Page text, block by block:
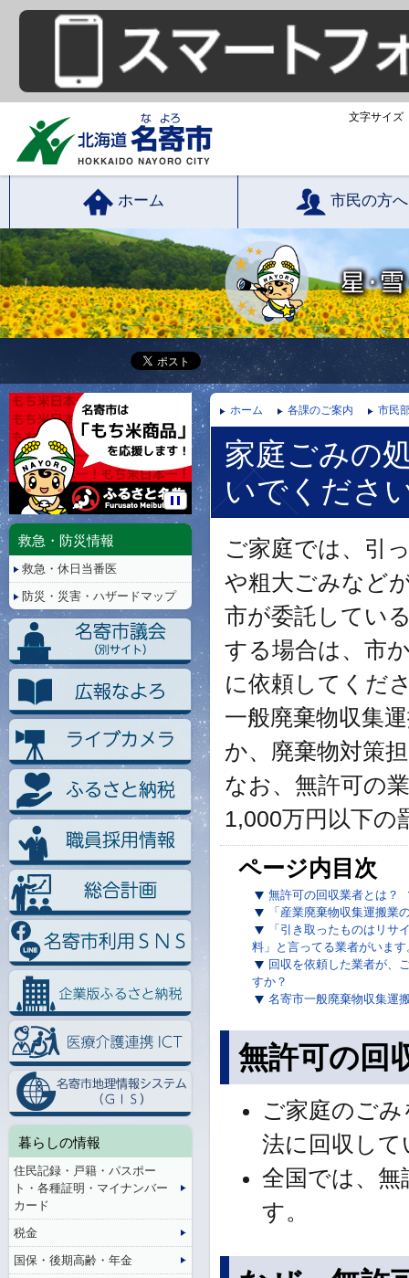
文字サイズ
ホーム 市民の方へ
ホーム 各課のご案内 市民
家庭ごみの
いでくださ
ご家庭では、引
や粗大ごみなど
市が委託してい
する場合は、市
に依頼してくだ
一般廃棄物収集
か、廃棄物対策
なお、無許可の
1,000万円以下の
ページ内目次
無許可の回収業者とは？
「産業廃棄物収集運搬業
「引き取ったものはリ
料」と言ってる業者がいます
回収を依頼した業者が、
すか？
名寄市一般廃棄物収集運
無許可の回
ご家庭のご
法に回収し
全国では、
す。
停
救急・防災情報
救急・休日当番医
防災・災害・ハザードマップ
暮らしの情報
住民記録・戸籍・パスポー
ト・各種証明・マイナンバー
カード
税金
国保・後期高齢・年金